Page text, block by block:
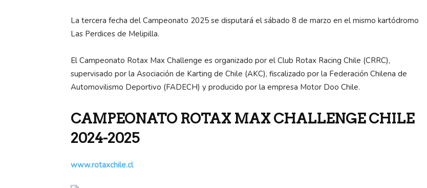
La tercera fecha del Campeonato 2025 se disputará el sábado 8 de marzo en el mismo kartódromo
Las Perdices de Melipilla.
El Campeonato Rotax Max Challenge es organizado por el Club Rotax Racing Chile (CRRC),
supervisado por la Asociación de Karting de Chile (AKC), fiscalizado por la Federación Chilena de
Automovilismo Deportivo (FADECH) y producido por la empresa Motor Doo Chile.
CAMPEONATO ROTAX MAX CHALLENGE CHILE
2024-2025
www.rotaxchile.cl